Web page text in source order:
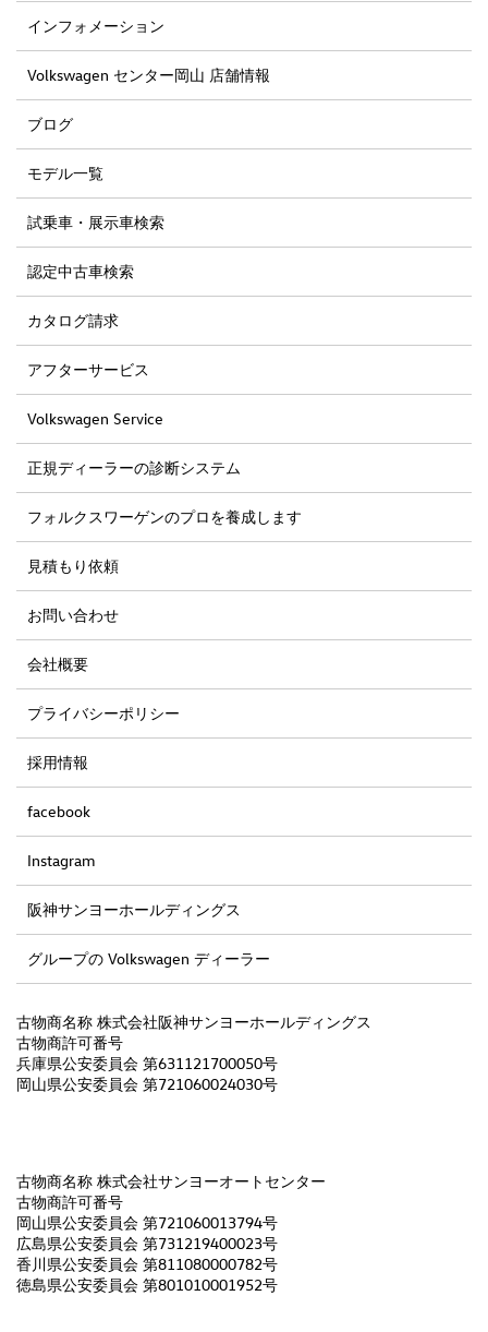
インフォメーション
Volkswagen センター岡山 店舗情報
ブログ
モデル一覧
試乗車・展示車検索
認定中古車検索
カタログ請求
アフターサービス
Volkswagen Service
正規ディーラーの診断システム
フォルクスワーゲンのプロを養成します
見積もり依頼
お問い合わせ
会社概要
プライバシーポリシー
採用情報
facebook
Instagram
阪神サンヨーホールディングス
グループの Volkswagen ディーラー
古物商名称 株式会社阪神サンヨーホールディングス
古物商許可番号
兵庫県公安委員会 第631121700050号
岡山県公安委員会 第721060024030号
古物商名称 株式会社サンヨーオートセンター
古物商許可番号
岡山県公安委員会 第721060013794号
広島県公安委員会 第731219400023号
香川県公安委員会 第811080000782号
徳島県公安委員会 第801010001952号